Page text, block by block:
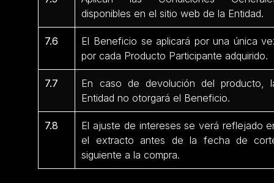
disponibles en el sitio web de la Entidad.
7.6
El Beneficio se aplicará por una única
por cada Producto Participante adquirido.
7.7
En caso de devolución del producto,
Entidad no otorgará el Beneficio.
7.8
El ajuste de intereses se verá reflejado
el extracto antes de la fecha de
siguiente a la compra.